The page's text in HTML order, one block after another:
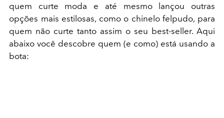
quem curte moda e até mesmo lançou outras
opções mais estilosas, como o chinelo felpudo, para
quem não curte tanto assim o seu best-seller. Aqui
abaixo você descobre quem (e como) está usando a
bota: